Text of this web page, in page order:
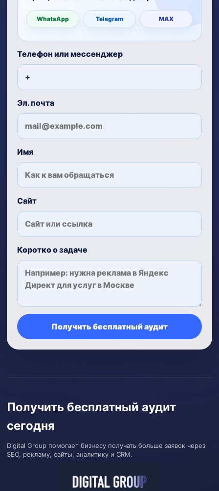
WhatsApp Telegram MAX
Телефон или мессенджер
Эл. почта
Имя
Сайт
Коротко о задаче
Получить бесплатный аудит
Получить бесплатный аудит
сегодня
Digital Group помогает бизнесу получать больше заявок через
SEO, рекламу, сайты, аналитику и CRM.